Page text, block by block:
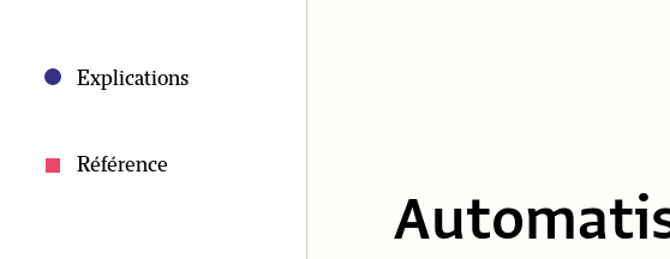
Explications
Référence